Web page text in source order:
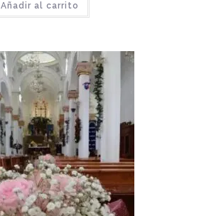
Añadir al carrito